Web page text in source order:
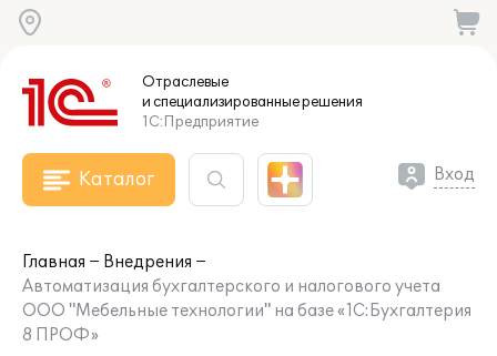
Отраслевые
и специализированныерешения
1С:Предприятие
Каталог Вход
Главная
Внедрения
Автоматизация бухгалтерского и налогового учета
ООО "Мебельные технологии" на базе «1С:Бухгалтерия
8 ПРОФ»